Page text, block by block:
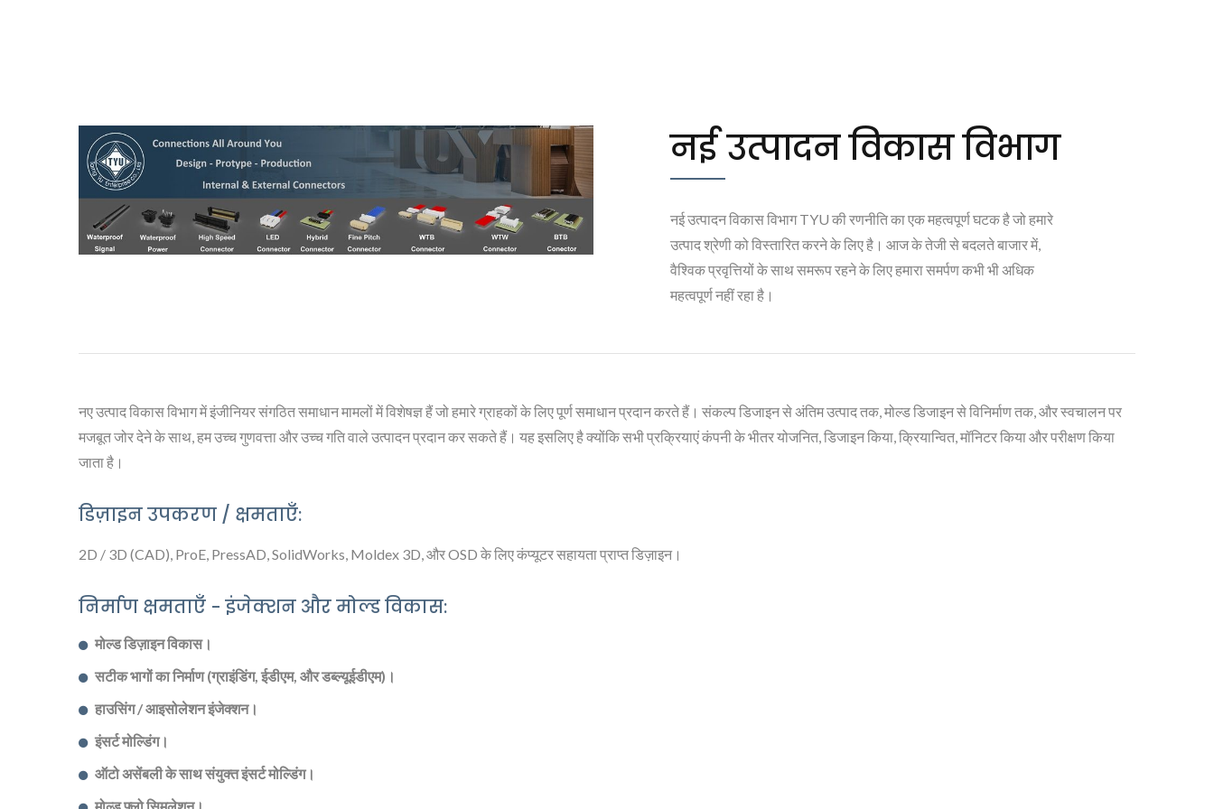
नई उत्पादन विकास विभाग
नई उत्पादन विकास विभाग TYU की रणनीति का एक महत्वपूर्ण घटक है जो हमारे
उत्पाद श्रेणी को विस्तारित करने के लिए है। आज के तेजी से बदलते बाजार में,
वैश्विक प्रवृत्तियों के साथ समरूप रहने के लिए हमारा समर्पण कभी भी अधिक
महत्वपूर्ण नहीं रहा है।
नए उत्पाद विकास विभाग में इंजीनियर संगठित समाधान मामलों में विशेषज्ञ हैं जो हमारे ग्राहकों के लिए पूर्ण समाधान प्रदान करते हैं। संकल्प डिजाइन से अंतिम उत्पाद तक, मोल्ड डिजाइन से विनिर्माण तक, और स्वचालन पर
मजबूत जोर देने के साथ, हम उच्च गुणवत्ता और उच्च गति वाले उत्पादन प्रदान कर सकते हैं। यह इसलिए है क्योंकि सभी प्रक्रियाएं कंपनी के भीतर योजनित, डिजाइन किया, क्रियान्वित, मॉनिटर किया और परीक्षण किया
जाता है।
डिज़ाइन उपकरण / क्षमताएँ:
2D / 3D (CAD), ProE, PressAD, SolidWorks, Moldex 3D, और OSD के लिए कंप्यूटर सहायता प्राप्त डिज़ाइन।
निर्माण क्षमताएँ - इंजेक्शन और मोल्ड विकास:
मोल्ड डिज़ाइन विकास।
सटीक भागों का निर्माण (ग्राइंडिंग, ईडीएम, और डब्ल्यूईडीएम)।
हाउसिंग / आइसोलेशन इंजेक्शन।
इंसर्ट मोल्डिंग।
ऑटो असेंबली के साथ संयुक्त इंसर्ट मोल्डिंग।